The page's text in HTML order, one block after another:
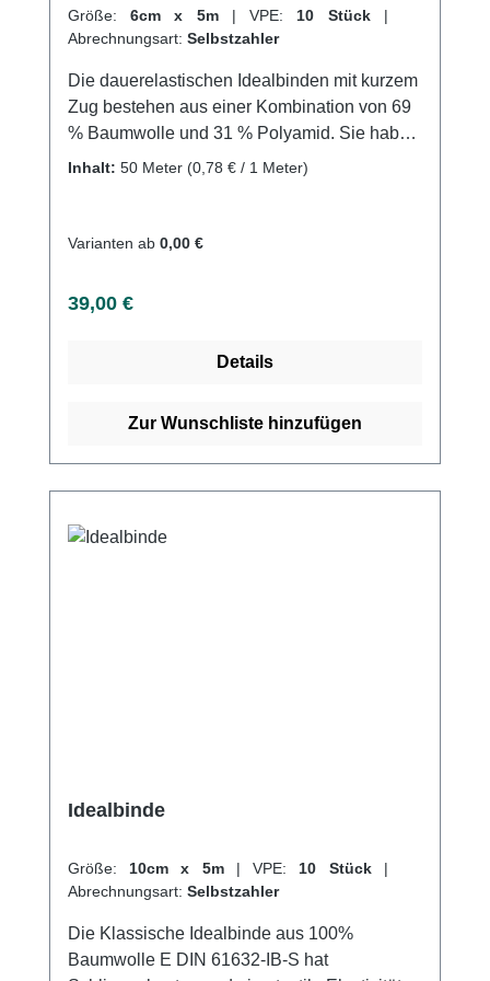
Größe: 6cm x 5m | VPE: 10 Stück |
Abrechnungsart: Selbstzahler
Die dauerelastischen Idealbinden mit kurzem
Zug bestehen aus einer Kombination von 69
% Baumwolle und 31 % Polyamid. Sie haben
eine Dehnbarkeit von ca. 80 % und eignen
benötigt wird. Durch ihre besondere
tragen. Sie sind waschbar bis 60°C und
eine lange Lebensdauer, was sie besonders
des Herstellers Kaufen Sie jetzt Idealast
Inhalt: 50 Meter (0,78 € / 1 Meter)
Varianten ab 0,00 €
Regulärer Preis:
39,00 €
Details
Zur Wunschliste hinzufügen
Idealbinde
Größe: 10cm x 5m | VPE: 10 Stück |
Abrechnungsart: Selbstzahler
Die Klassische Idealbinde aus 100%
Baumwolle E DIN 61632-IB-S hat